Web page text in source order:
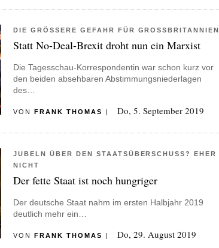
DIE GRÖSSERE GEFAHR FÜR GROSSBRITANNIEN
Statt No-Deal-Brexit droht nun ein Marxist
Die Tagesschau-Korrespondentin war schon kurz vor
den beiden absehbaren Abstimmungsniederlagen
des…
VON FRANK THOMAS | Do, 5. September 2019
JUBELN ÜBER DEN STAATSÜBERSCHUSS? EHER
NICHT
Der fette Staat ist noch hungriger
Der deutsche Staat nahm im ersten Halbjahr 2019
deutlich mehr ein…
VON FRANK THOMAS | Do, 29. August 2019